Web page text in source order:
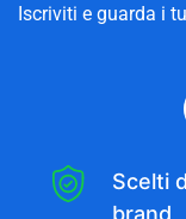
Iscriviti e guarda i
Scelti
brand